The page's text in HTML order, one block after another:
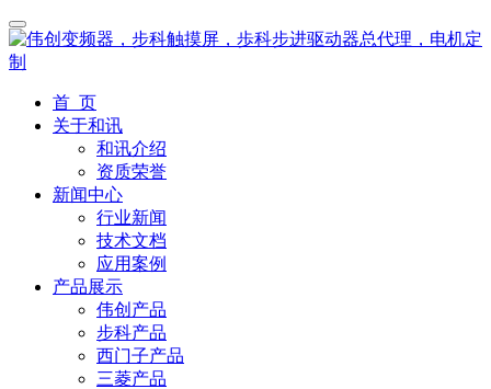
首 页
关于和讯
和讯介绍
资质荣誉
新闻中心
行业新闻
技术文档
应用案例
产品展示
伟创产品
步科产品
西门子产品
三菱产品